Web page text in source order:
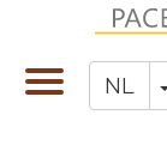
naarNavigatie
wisselen
NL
Zoeken